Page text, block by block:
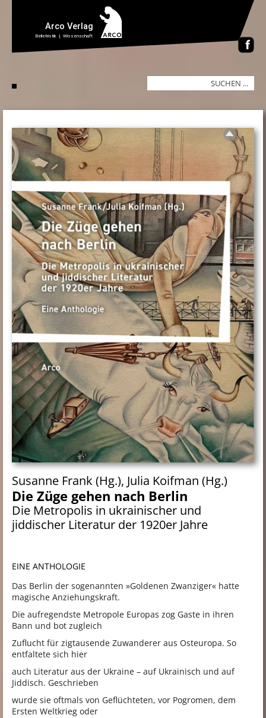
Susanne Frank (Hg.), Julia Koifman (Hg.)
Die Züge gehen nach Berlin
Die Metropolis in ukrainischer und
jiddischer Literatur der 1920er Jahre
EINE ANTHOLOGIE
Das Berlin der sogenannten »Goldenen Zwanziger« hatte
magische Anziehungskraft.
Die aufregendste Metropole Europas zog Gaste in ihren
Bann und bot zugleich
Zuflucht für zigtausende Zuwanderer aus Osteuropa. So
entfaltete sich hier
auch Literatur aus der Ukraine – auf Ukrainisch und auf
Jiddisch. Geschrieben
wurde sie oftmals von Geflüchteten, vor Pogromen, dem
Ersten Weltkrieg oder